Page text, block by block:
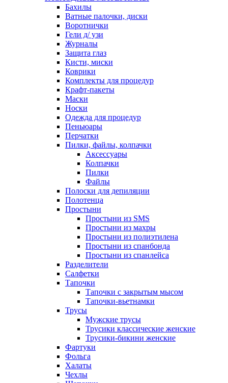
Бахилы
Ватные палочки, диски
Воротнички
Гели д/ узи
Журналы
Защита глаз
Кисти, миски
Коврики
Комплекты для процедур
Крафт-пакеты
Маски
Носки
Одежда для процедур
Пеньюары
Перчатки
Пилки, файлы, колпачки
Аксессуары
Колпачки
Пилки
Файлы
Полоски для депиляции
Полотенца
Простыни
Простыни из SMS
Простыни из махры
Простыни из полиэтилена
Простыни из спанбонда
Простыни из спанлейса
Разделители
Салфетки
Тапочки
Тапочки с закрытым мысом
Тапочки-вьетнамки
Трусы
Мужские трусы
Трусики классические женские
Трусики-бикини женские
Фартуки
Фольга
Халаты
Чехлы